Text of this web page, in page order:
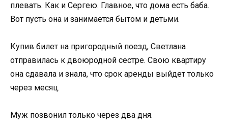
плевать. Как и Сергею. Главное, что дома есть баба.
Вот пусть она и занимается бытом и детьми.
Купив билет на пригородный поезд, Светлана
отправилась к двоюродной сестре. Свою квартиру
она сдавала и знала, что срок аренды выйдет только
через месяц.
Муж позвонил только через два дня.